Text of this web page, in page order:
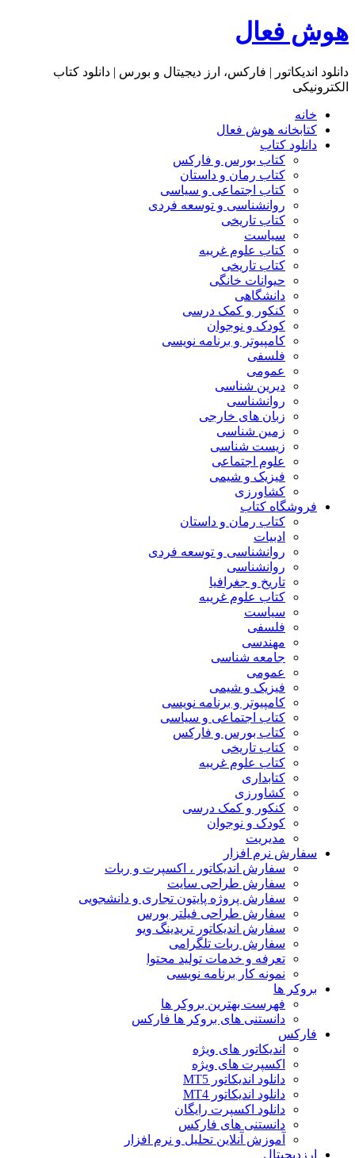
هوش فعال
دانلود اندیکاتور | فارکس، ارز دیجیتال و بورس | دانلود کتاب
الکترونیکی
خانه
کتابخانه هوش فعال
دانلود کتاب
کتاب بورس و فارکس
کتاب رمان و داستان
کتاب اجتماعی و سیاسی
روانشناسی و توسعه فردی
کتاب تاریخی
سیاست
کتاب علوم غریبه
کتاب تاریخی
حیوانات خانگی
دانشگاهی
کنکور و کمک‌ درسی
کودک و نوجوان
کامپیوتر و برنامه نویسی
فلسفی
عمومی
دیرین شناسی
روانشناسی
زبان های خارجی
زمین شناسی
زیست شناسی
علوم اجتماعی
فیزیک و شیمی
کشاورزی
فروشگاه کتاب
کتاب رمان و داستان
ادبیات
روانشناسی و توسعه فردی
روانشناسی
تاریخ و جغرافیا
کتاب علوم غریبه
سیاست
فلسفی
مهندسی
جامعه شناسی
عمومی
فیزیک و شیمی
کامپیوتر و برنامه نویسی
کتاب اجتماعی و سیاسی
کتاب بورس و فارکس
کتاب تاریخی
کتاب علوم غریبه
کتابداری
کشاورزی
کنکور و کمک‌ درسی
کودک و نوجوان
مدیریت
سفارش نرم افزار
سفارش اندیکاتور ، اکسپرت و ربات
سفارش طراحی سایت
سفارش پروژه پایتون تجاری و دانشجویی
سفارش طراحی فیلتر بورس
سفارش اندیکاتور تریدینگ ویو
سفارش ربات تلگرامی
تعرفه و خدمات تولید محتوا
نمونه کار برنامه نویسی
بروکر ها
فهرست بهترین بروکر ها
دانستنی های بروکر ها فارکس
فارکس
اندیکاتور های ویژه
اکسپرت های ویژه
دانلود اندیکاتور MT5
دانلود اندیکاتور MT4
دانلود اکسپرت رایگان
دانستنی های فارکس
آموزش آنلاین تحلیل و نرم افزار
ارزدیجیتال